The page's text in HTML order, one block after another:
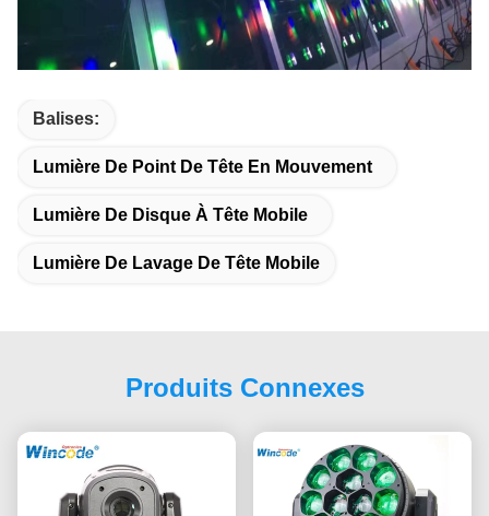
Balises:
Lumière De Point De Tête En Mouvement
Lumière De Disque À Tête Mobile
Lumière De Lavage De Tête Mobile
Produits Connexes